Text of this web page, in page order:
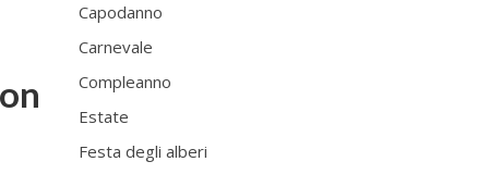
Capodanno
Carnevale
Compleanno
Estate
Festa degli alberi